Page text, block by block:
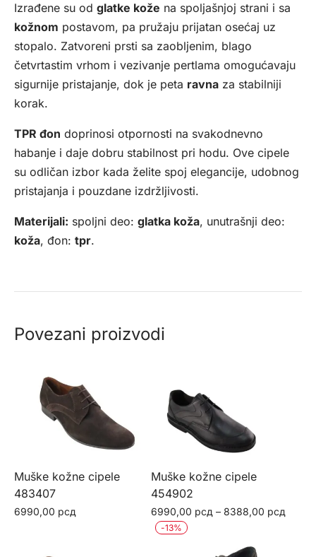
Izrađene su od glatke kože na spoljašnjoj strani i sa
kožnom postavom, pa pružaju prijatan osećaj uz
stopalo. Zatvoreni prsti sa zaobljenim, blago
četvrtastim vrhom i vezivanje pertlama omogućavaju
sigurnije pristajanje, dok je peta ravna za stabilniji
korak.
TPR đon doprinosi otpornosti na svakodnevno
habanje i daje dobru stabilnost pri hodu. Ove cipele
su odličan izbor kada želite spoj elegancije, udobnog
pristajanja i pouzdane izdržljivosti.
Materijali: spoljni deo: glatka koža, unutrašnji deo:
koža, đon: tpr.
Povezani proizvodi
Muške kožne cipele
483407
6990,00 рсд
Muške kožne cipele
454902
6990,00 рсд – 8388,00 рсд
-13%